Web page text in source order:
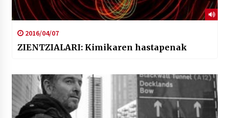
2016/04/07
ZIENTZIALARI: Kimikaren hastapenak